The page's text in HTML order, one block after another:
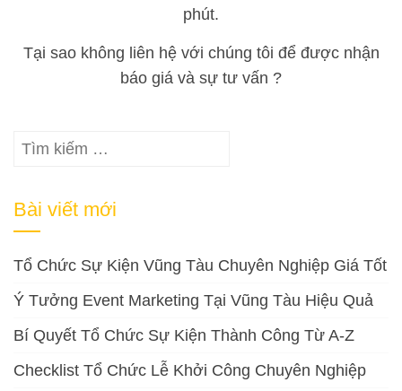
phút.
Tại sao không liên hệ với chúng tôi để được nhận
báo giá và sự tư vấn ?
Tìm
Bài viết mới
Tổ Chức Sự Kiện Vũng Tàu Chuyên Nghiệp Giá Tốt
Ý Tưởng Event Marketing Tại Vũng Tàu Hiệu Quả
Bí Quyết Tổ Chức Sự Kiện Thành Công Từ A-Z
Checklist Tổ Chức Lễ Khởi Công Chuyên Nghiệp